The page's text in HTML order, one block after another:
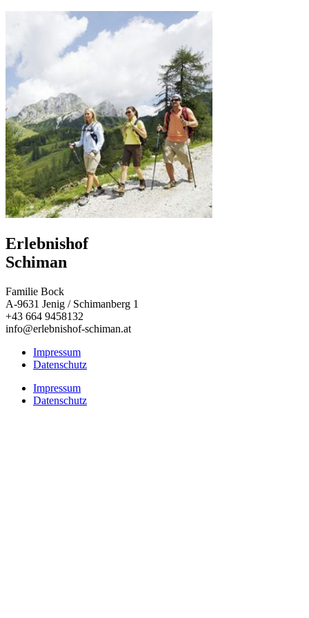
Erlebnishof
Schiman
Familie Bock
A-9631 Jenig / Schimanberg 1
+43 664 9458132
info@erlebnishof-schiman.at
Impressum
Datenschutz
Impressum
Datenschutz